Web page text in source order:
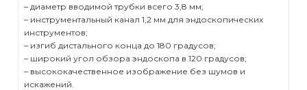
– диаметр вводимой трубки всего 3,8 мм;
– инструментальный канал 1,2 мм для эндоскопических
инструментов;
– изгиб дистального конца до 180 градусов;
– широкий угол обзора эндоскопа в 120 градусов;
– высококачественное изображение без шумов и
искажений.